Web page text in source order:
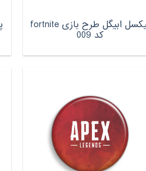
پیکسل ابیگل طرح بازی fortnite
کد 009